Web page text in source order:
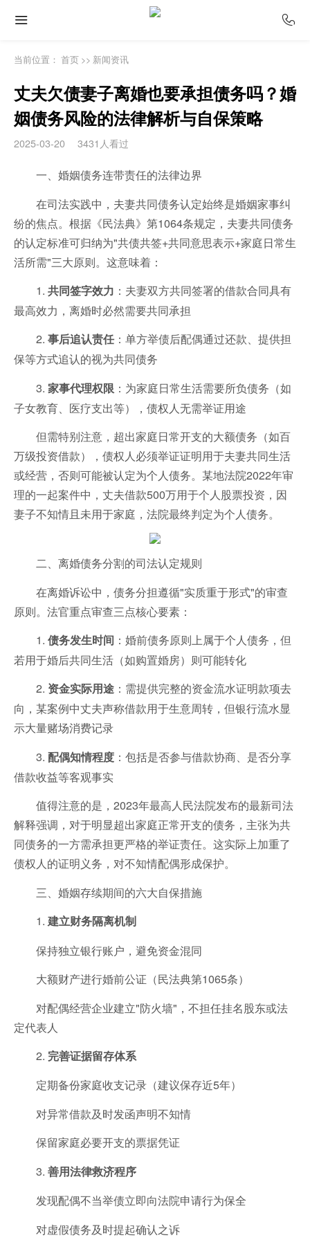
当前位置： 首页>> 新闻资讯
丈夫欠债妻子离婚也要承担债务吗？婚
姻债务风险的法律解析与自保策略
2025-03-20 3431人看过
一、婚姻债务连带责任的法律边界
在司法实践中，夫妻共同债务认定始终是婚姻家事纠
纷的焦点。根据《民法典》第1064条规定，夫妻共同债务
的认定标准可归纳为"共债共签+共同意思表示+家庭日常生
活所需"三大原则。这意味着：
1. 共同签字效力 ：夫妻双方共同签署的借款合同具有
最高效力，离婚时必然需要共同承担
2. 事后追认责任：单方举债后配偶通过还款、提供担
保等方式追认的视为共同债务
3. 家事代理权限：为家庭日常生活需要所负债务（如
子女教育、医疗支出等），债权人无需举证用途
但需特别注意，超出家庭日常开支的大额债务（如百
万级投资借款），债权人必须举证证明用于夫妻共同生活
或经营，否则可能被认定为个人债务。某地法院2022年审
理的一起案件中，丈夫借款500万用于个人股票投资，因
妻子不知情且未用于家庭，法院最终判定为个人债务。
二、离婚债务分割的司法认定规则
在离婚诉讼中，债务分担遵循"实质重于形式"的审查
原则。法官重点审查三点核心要素：
1. 债务发生时间 ：婚前债务原则上属于个人债务，但
若用于婚后共同生活（如购置婚房）则可能转化
2. 资金实际用途：需提供完整的资金流水证明款项去
向，某案例中丈夫声称借款用于生意周转，但银行流水显
示大量赌场消费记录
3. 配偶知情程度：包括是否参与借款协商、是否分享
借款收益等客观事实
值得注意的是，2023年最高人民法院发布的最新司法
解释强调，对于明显超出家庭正常开支的债务，主张为共
同债务的一方需承担更严格的举证责任。这实际上加重了
债权人的证明义务，对不知情配偶形成保护。
三、婚姻存续期间的六大自保措施
1. 建立财务隔离机制
保持独立银行账户，避免资金混同
大额财产进行婚前公证（民法典第1065条）
对配偶经营企业建立"防火墙"，不担任挂名股东或法
定代表人
2. 完善证据留存体系
定期备份家庭收支记录（建议保存近5年）
对异常借款及时发函声明不知情
保留家庭必要开支的票据凭证
3. 善用法律救济程序
发现配偶不当举债立即向法院申请行为保全
对虚假债务及时提起确认之诉